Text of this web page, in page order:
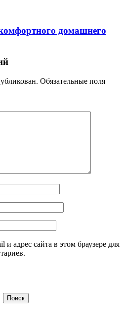
домашнего
Обязательные поля
адрес сайта в этом браузере для
Поиск